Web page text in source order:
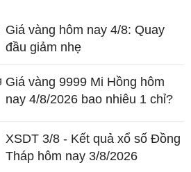
Giá vàng hôm nay 4/8: Quay
đầu giảm nhẹ
Giá vàng 9999 Mi Hồng hôm
nay 4/8/2026 bao nhiêu 1 chỉ?
XSDT 3/8 - Kết quả xổ số Đồng
Tháp hôm nay 3/8/2026